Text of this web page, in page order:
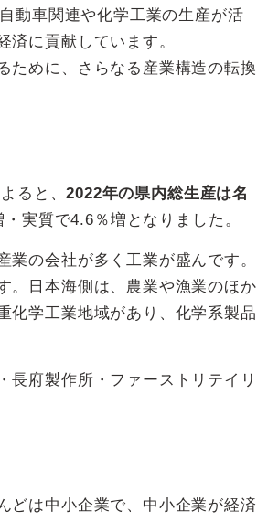
動車関連や化学工業の生産が活
に貢献しています。
ために、さらなる産業構造の転換
ると、2022年の県内総生産は名
実質で4.6％増となりました。
の会社が多く工業が盛んです。
。日本海側は、農業や漁業のほか
化学工業地域があり、化学系製品
長府製作所・ファーストリテイリ
どは中小企業で、中小企業が経済